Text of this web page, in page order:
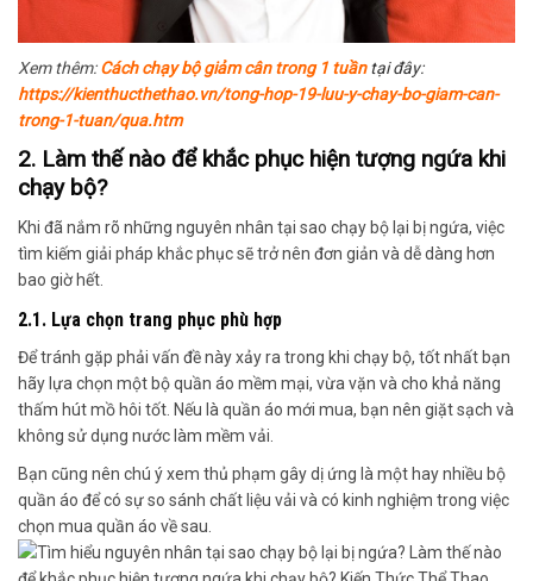
Xem thêm:Cách chạy bộ giảm cân trong 1 tuầntại đây:
https://kienthucthethao.vn/tong-hop-19-luu-y-chay-bo-giam-can-
trong-1-tuan/qua.htm
2. Làm thế nào để khắc phục hiện tượng ngứa khi
chạy bộ?
Khi đã nắm rõ những nguyên nhân tại sao chạy bộ lại bị ngứa, việc
tìm kiếm giải pháp khắc phục sẽ trở nên đơn giản và dễ dàng hơn
bao giờ hết
2.1. Lựa chọn trang phục phù hợp
Để tránh gặp phải vấn đề nàyxảy ra trong khi chạy bộ, tốt nhất bạn
hãy lựa chọn một bộ quần áo mềm mại, vừa vặn và cho khả năng
thấm hút mồ hôi tốt. Nếu là quần áo mới mua, bạn nên giặt sạch và
không sử dụng nước làm mềm vải.
Bạn cũng nên chú ýxem thủ phạm gây dị ứng là một hay nhiều bộ
quần áo để có sự so sánh chất liệu vải và có kinh nghiệm trong việc
chọn mua quần áo về sau